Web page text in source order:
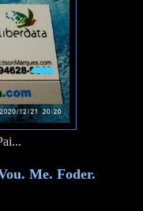
Me. Foder.